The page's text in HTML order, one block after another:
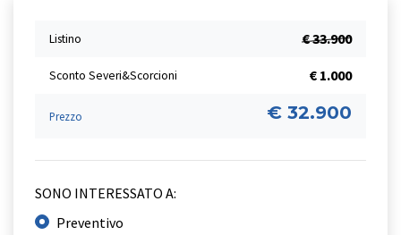
Listino € 33.900
Sconto Severi&Scorcioni € 1.000
Prezzo € 32.900
SONO INTERESSATO A:
Preventivo